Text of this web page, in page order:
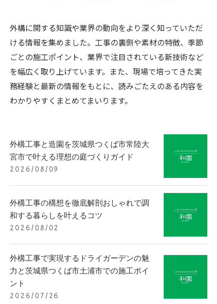
外構に関する知識や業界の動向をより深く知っていただ
ける情報を集めました。工事の裏側や素材の特徴、季節
ごとの施工ポイント、業界で注目されている新技術など
を幅広く取り上げています。また、現場で培ってきた実
務経験と最新の情報をもとに、読みごたえのある内容を
わかりやすくまとめてまいります。
外構工事と造園を茨城県つくば市常陸大
宮市で叶える理想の庭づくりガイド
2026/08/09
外構工事の構想を徹底解剖おしゃれで調
和する暮らしを叶えるコツ
2026/08/02
外構工事で実現するドライガーデンの魅
力と茨城県つくば市土浦市での施工ポイ
ント
2026/07/26